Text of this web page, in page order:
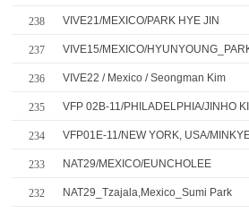
238 VIVE21/MEXICO/PARK HYE JIN
237 VIVE15/MEXICO/
236 VIVE22 / Mexico / Seongman Kim
235 VFP 02B-11/PHILADELPHIA/JINHO
234 VFP01E-11/NEW YORK, USA/
233 NAT29/MEXICO/EUNCHOLEE
232 NAT29_Tzajala,Mexico_Sumi Park